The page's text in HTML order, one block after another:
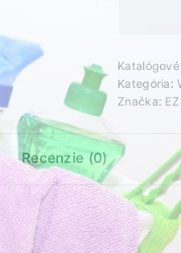
Kategória:
Značka: EZ
Recenzie (0)